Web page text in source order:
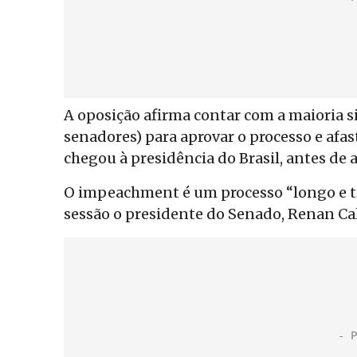
A oposição afirma contar com a maioria
senadores) para aprovar o processo e
chegou à presidência do Brasil, antes
O impeachment é um processo “longo
sessão o presidente do Senado, Renan